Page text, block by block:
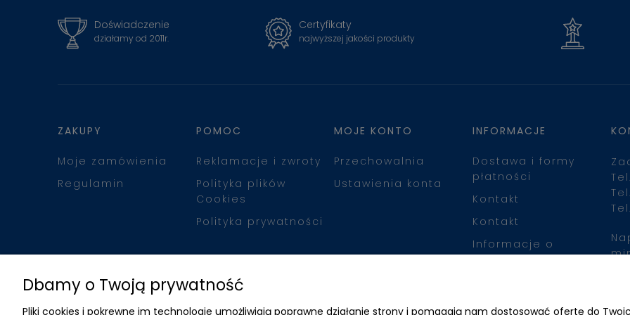
Doświadczenie
działamy od 2011r.
Certyfikaty
najwyższej jakości produkty
ZAKUPY
Moje zamówienia
Regulamin
POMOC
Reklamacje i zwroty
Polityka plików
Cookies
Polityka prywatności
MOJE KONTO
Przechowalnia
Ustawienia konta
INFORMACJE
Dostawa i formy
płatności
Kontakt
Kontakt
Informacje o
Dbamy o Twoją prywatność
Pliki cookies i pokrewne im technologie umożliwiają poprawne działanie strony i pomagają nam dostosować ofertę do